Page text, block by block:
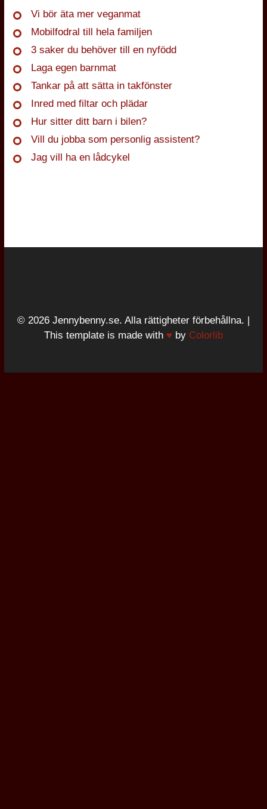
Vi bör äta mer veganmat
Mobilfodral till hela familjen
3 saker du behöver till en nyfödd
Laga egen barnmat
Tankar på att sätta in takfönster
Inred med filtar och plädar
Hur sitter ditt barn i bilen?
Vill du jobba som personlig assistent?
Jag vill ha en lådcykel
© 2026 Jennybenny.se. Alla rättigheter förbehållna. |
This template is made with ♥ by Colorlib